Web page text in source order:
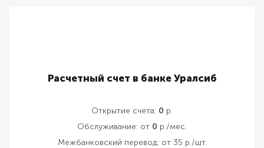
Расчетный счет в банке Уралсиб
Открытие счета: 0 р.
Обслуживание: от 0 р./мес.
Межбанковский перевод: от 35 р./шт.